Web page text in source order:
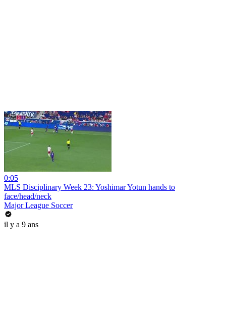
0:05
MLS Disciplinary Week 23: Yoshimar Yotun hands to
face/head/neck
Major League Soccer
il y a 9 ans